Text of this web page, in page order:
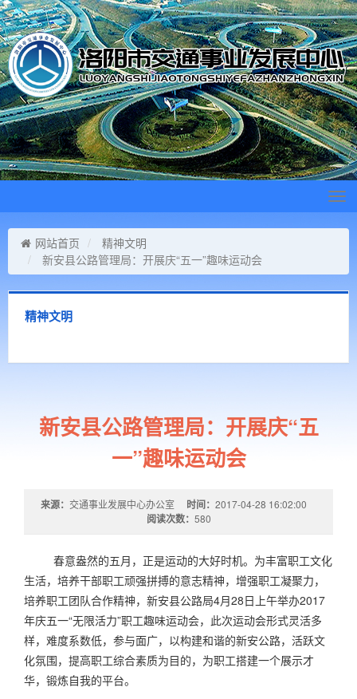
网站首页
精神文明
新安县公路管理局：开展庆“五一”趣味运动会
精神文明
新安县公路管理局：开展庆“五
一”趣味运动会
来源： 交通事业发展中心办公室 时间： 2017-04-28 16:02:00
阅读次数： 580
春意盎然的五月，正是运动的大好时机。为丰富职工文化
生活，培养干部职工顽强拼搏的意志精神，增强职工凝聚力，
培养职工团队合作精神，新安县公路局4月28日上午举办2017
年庆五一“无限活力”职工趣味运动会，此次运动会形式灵活多
样，难度系数低，参与面广，以构建和谐的新安公路，活跃文
化氛围，提高职工综合素质为目的，为职工搭建一个展示才
华，锻炼自我的平台。